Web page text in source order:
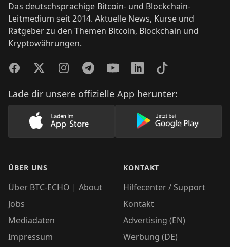
Das deutschsprachige Bitcoin- und Blockchain-
Leitmedium seit 2014. Aktuelle News, Kurse und
Ratgeber zu den Themen Bitcoin, Blockchain und
Kryptowährungen.
FacebookTwitterInstagramTelegramYouTubeLinkedInTikTok
Lade dir unsere offizielle App herunter:
Lade unsere App im AppStore herunter
Lade unsere
ÜBER UNS
Über BTC-ECHO | About
Jobs
Mediadaten
Impressum
KONTAKT
Hilfecenter / Support
Kontakt
Advertising (EN)
Werbung (DE)